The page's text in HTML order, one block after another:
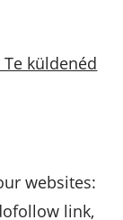
küldenéd
websites:
link,